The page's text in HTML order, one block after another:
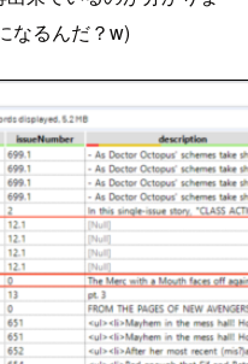
なるんだ？w)